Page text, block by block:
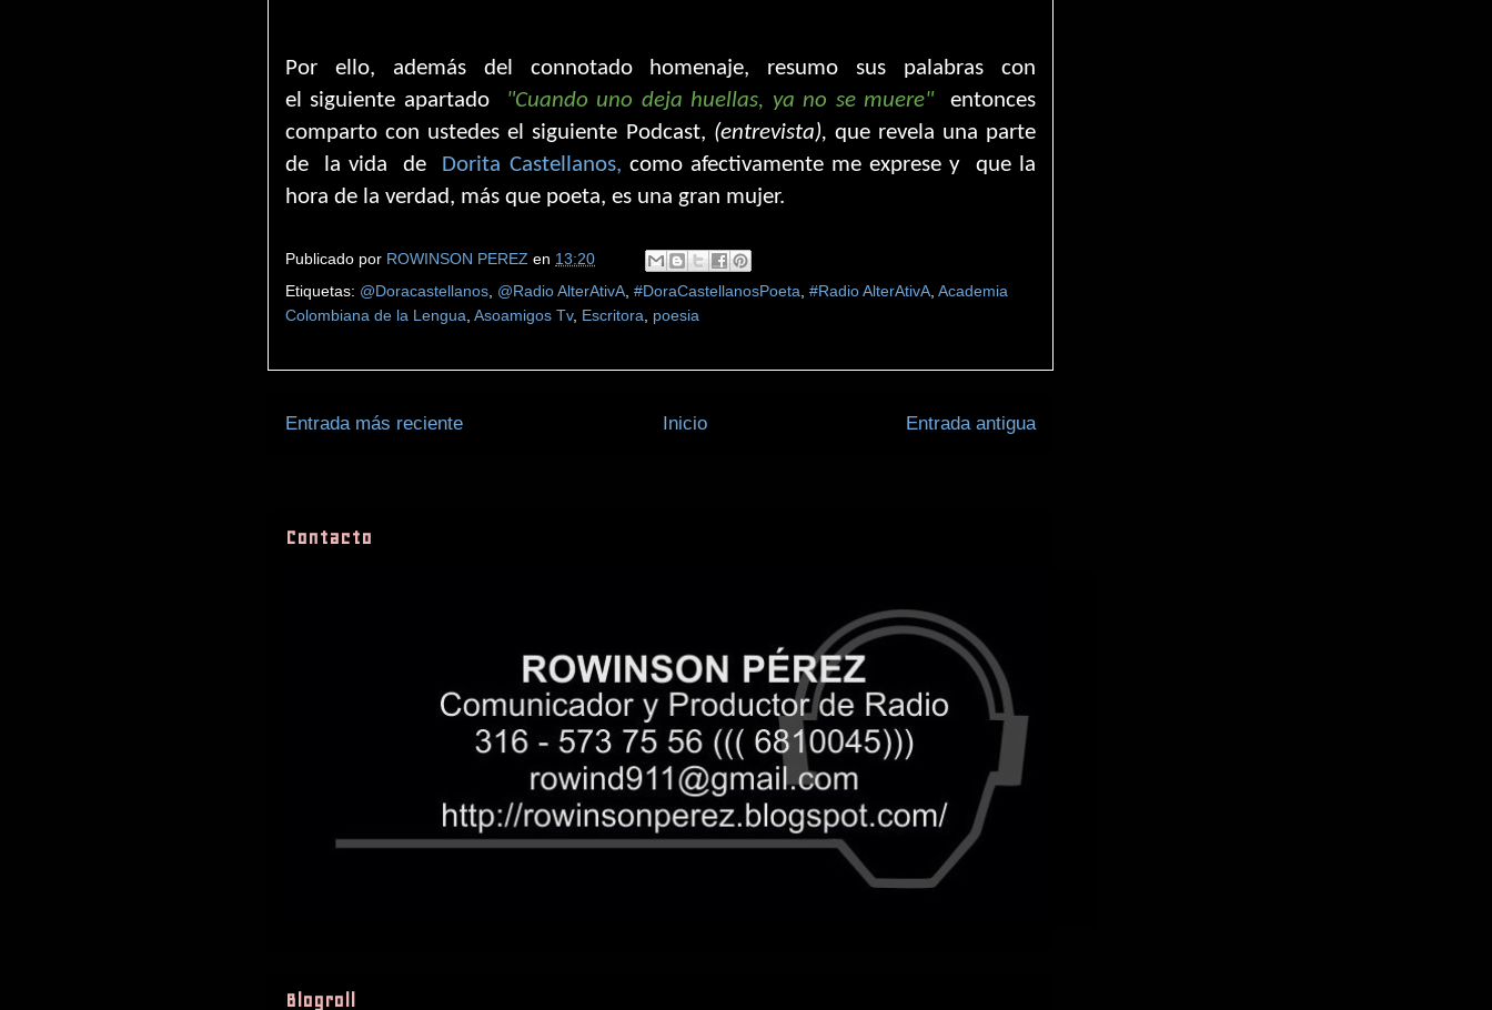
Por ello, además del connotado homenaje, resumo sus palabras con
el siguiente apartado "Cuando uno deja huellas, ya no se muere"entonces
comparto con ustedes el siguiente Podcast, (entrevista), que revela una parte
de
la vida de Dorita Castellanos, como afectivamente me exprese y
que la
hora de la verdad, más que poeta, es una gran mujer.
Publicado por ROWINSON PEREZ en 13:20
Etiquetas: @Doracastellanos @Radio AlterAtivA #DoraCastellanosPoeta #Radio AlterAtivA Academia
Colombiana de la Lengua Asoamigos Tv, Escritora poesia
Entrada más reciente Entrada antigua
Inicio
Contacto
Blogroll